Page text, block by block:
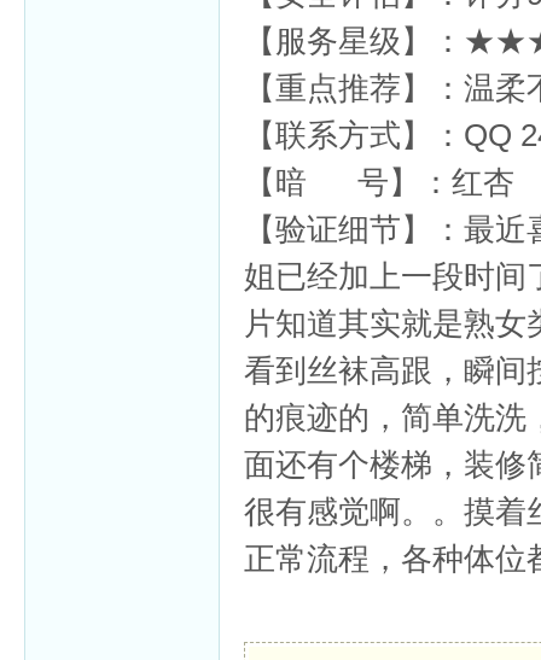
【服务星级】：
【重点推荐】：温
【联系方式】：QQ
【暗 号】：红杏
【验证细节】：最
姐已经加上一段时间
片知道其实就是熟
看到丝袜高跟，瞬间
的痕迹的，简单洗洗
面还有个楼梯，装修
很有感觉啊。。摸着
正常流程，各种体位